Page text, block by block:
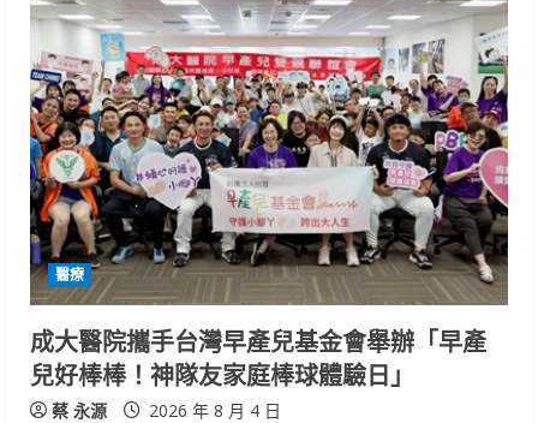
醫療
成大醫院攜手台灣早產兒基金會舉辦「早產
兒好棒棒！神隊友家庭棒球體驗日」
蔡 永源 2026 年 8 月 4 日